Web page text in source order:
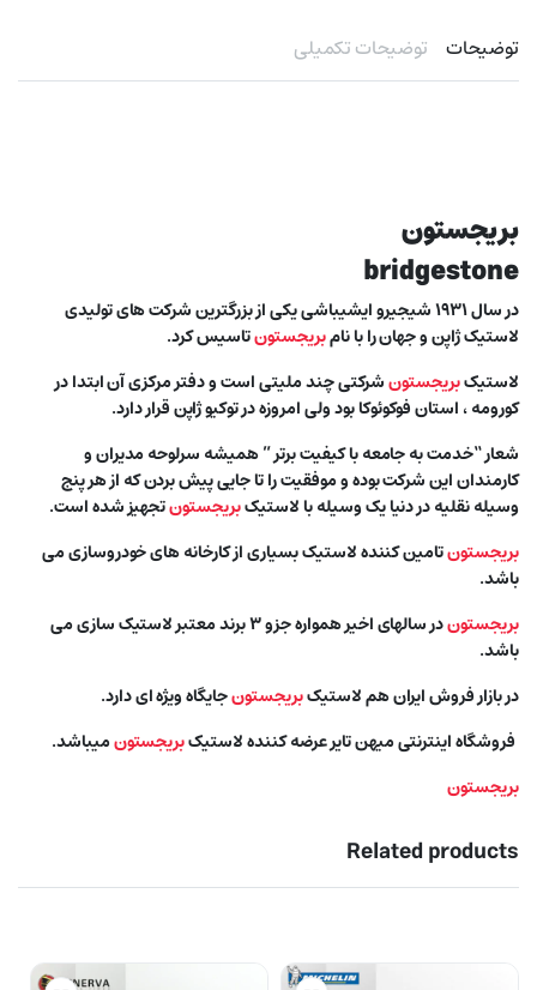
توضیحات توضیحات تکمیلی
بریجستون
bridgestone
در سال ۱۹۳۱ شیجیرو ایشیباشی یکی از بزرگترین شرکت های تولیدی
لاستیک ژاپن و جهان را با نامبریجستونتاسیس کرد.
لاستیکبریجستونشرکتی چند ملیتی است و دفتر مرکزی آن ابتدا در
کورومه ، استان فوکوئوکا بود ولی امروزه در توکیو ژاپن قرار دارد.
شعار “خدمت به جامعه با کیفیت برتر ” همیشه سرلوحه مدیران و
کارمندان این شرکت بوده و موفقیت را تا جایی پیش بردن که از هر پنج
وسیله نقلیه در دنیا یک وسیله با لاستیکبریجستونتجهیز شده است.
بریجستونتامین کننده لاستیک بسیاری از کارخانه های خودروسازی می
باشد.
بریجستون
در سالهای اخیر همواره جزو ۳ برند معتبر لاستیک سازی می
باشد.
در بازار فروش ایران هم لاستیکبریجستونجایگاه ویژه ای دارد.
فروشگاه اینترنتی میهن تایر عرضه کننده لاستیکبریجستونمیباشد.
بریجستون
Related products